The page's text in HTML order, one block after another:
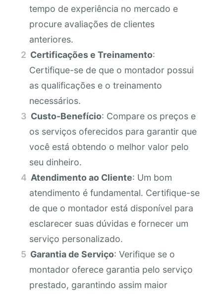
tempo de experiência no mercado e
procure avaliações de clientes
anteriores.
Certificações e Treinamento:
Certifique-se de que o montador possui
as qualificações e o treinamento
necessários.
Custo-Benefício: Compare os preços e
os serviços oferecidos para garantir que
você está obtendo o melhor valor pelo
seu dinheiro.
Atendimento ao Cliente: Um bom
atendimento é fundamental. Certifique-se
de que o montador está disponível para
esclarecer suas dúvidas e fornecer um
serviço personalizado.
Garantia de Serviço: Verifique se o
montador oferece garantia pelo serviço
prestado, garantindo assim maior